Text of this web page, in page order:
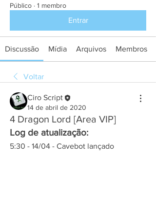
Público · 1 membro
Entrar
Discussão Mídia Arquivos Membros
Voltar
Ciro Script
14 de abril de 2020
4 Dragon Lord [Area VIP]
Log de atualização:
5:30 - 14/04 - Cavebot lançado